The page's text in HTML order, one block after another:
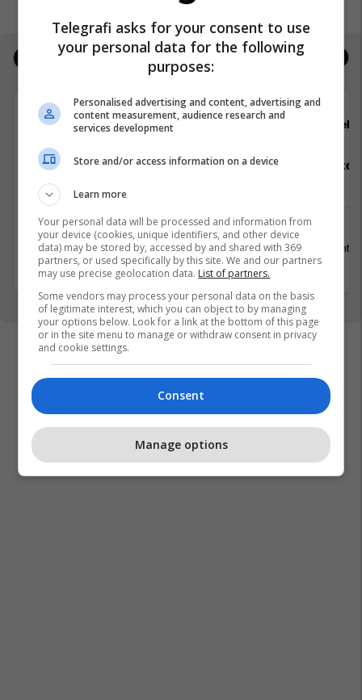
Real Estate
GoldenMix
Teknolog/e për Përpunimin dhe
Paketimin e Sallatave; Teknolog/e Për
Përpunimin e Brumit; Teknolog/e për
Menaxhimin e Sigurisë së Ushqimit
Mitrovicë
15 Gusht 2026
Staf
15 Gusht
Telegrafi asks for your consent to use
your personal data for the following
purposes:
Personalised advertising and content, advertising and
content measurement, audience research and
services development
Store and/or access information on a device
Learn more
Your personal data will be processed and information from
your device (cookies, unique identifiers, and other device
data) may be stored by, accessed by and shared with 369
partners, or used specifically by this site. We and our partners
may use precise geolocation data. List of partners.
Some vendors may process your personal data on the basis
of legitimate interest, which you can object to by managing
your options below. Look for a link at the bottom of this page
or in the site menu to manage or withdraw consent in privacy
and cookie settings.
Consent
Manage options